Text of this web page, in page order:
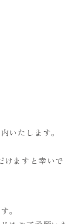
いたします。
ますと幸いで
。